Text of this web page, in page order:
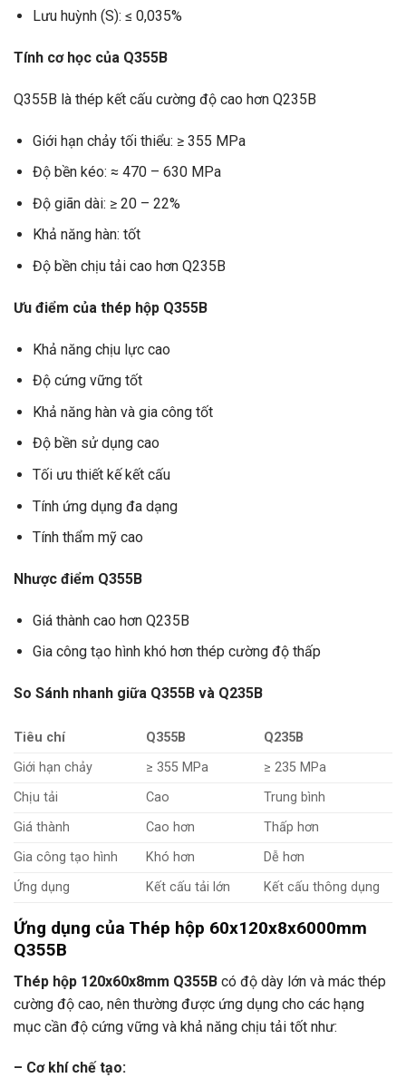
Lưu huỳnh (S): ≤ 0,035%
Tính cơ học của Q355B
Q355B là thép kết cấu cường độ cao hơn Q235B
Giới hạn chảy tối thiểu: ≥ 355 MPa
Độ bền kéo: ≈ 470 – 630 MPa
Độ giãn dài: ≥ 20 – 22%
Khả năng hàn: tốt
Độ bền chịu tải cao hơn Q235B
Ưu điểm của thép hộp Q355B
Khả năng chịu lực cao
Độ cứng vững tốt
Khả năng hàn và gia công tốt
Độ bền sử dụng cao
Tối ưu thiết kế kết cấu
Tính ứng dụng đa dạng
Tính thẩm mỹ cao
Nhược điểm Q355B
Giá thành cao hơn Q235B
Gia công tạo hình khó hơn thép cường độ thấp
So Sánh nhanh giữa Q355B và Q235B
Tiêu chí Q355B
Q235B
Giới hạn chảy
≥ 355 MPa
≥ 235 MPa
Chịu tải
Cao
Trung bình
Giá thành
Cao hơn
Thấp hơn
Gia công tạo hình
Khó hơn
Dễ hơn
Ứng dụng
Kết cấu tải lớn Kết cấu thông dụng
Ứng dụng của Thép hộp 60x120x8x6000mm
Q355B
Thép hộp 120x60x8mm Q355B có độ dày lớn và mác thép
cường độ cao, nên thường được ứng dụng cho các hạng
mục cần độ cứng vững và khả năng chịu tải tốt như:
– Cơ khí chế tạo: